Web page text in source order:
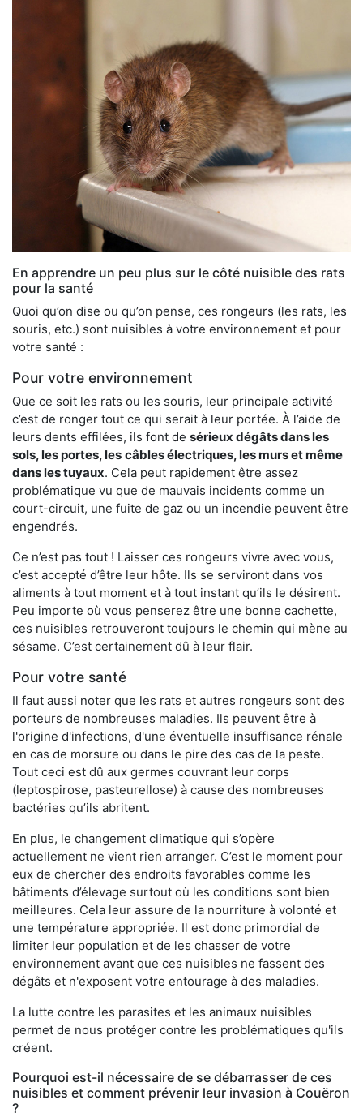
En apprendre un peu plus sur le côté nuisible des rats
pour la santé
Quoi qu’on dise ou qu’on pense, ces rongeurs (les rats, les
souris, etc.) sont nuisibles à votre environnement et pour
votre santé :
Pour votre environnement
Que ce soit les rats ou les souris, leur principale activité
c’est de ronger tout ce qui serait à leur portée. À l’aide de
leurs dents effilées, ils font de sérieux dégâts dans les
sols, les portes, les câbles électriques, les murs et même
dans les tuyaux. Cela peut rapidement être assez
problématique vu que de mauvais incidents comme un
court-circuit, une fuite de gaz ou un incendie peuvent être
engendrés.
Ce n’est pas tout ! Laisser ces rongeurs vivre avec vous,
c’est accepté d’être leur hôte. Ils se serviront dans vos
aliments à tout moment et à tout instant qu’ils le désirent.
Peu importe où vous penserez être une bonne cachette,
ces nuisibles retrouveront toujours le chemin qui mène au
sésame. C’est certainement dû à leur flair.
Pour votre santé
Il faut aussi noter que les rats et autres rongeurs sont des
porteurs de nombreuses maladies. Ils peuvent être à
l'origine d'infections, d'une éventuelle insuffisance rénale
en cas de morsure ou dans le pire des cas de la peste.
Tout ceci est dû aux germes couvrant leur corps
(leptospirose, pasteurellose) à cause des nombreuses
bactéries qu’ils abritent.
En plus, le changement climatique qui s’opère
actuellement ne vient rien arranger. C’est le moment pour
eux de chercher des endroits favorables comme les
bâtiments d’élevage surtout où les conditions sont bien
meilleures. Cela leur assure de la nourriture à volonté et
une température appropriée. Il est donc primordial de
limiter leur population et de les chasser de votre
environnement avant que ces nuisibles ne fassent des
dégâts et n'exposent votre entourage à des maladies.
La lutte contre les parasites et les animaux nuisibles
permet de nous protéger contre les problématiques qu'ils
créent.
Pourquoi est-il nécessaire de se débarrasser de ces
nuisibles et comment prévenir leur invasion à Couëron
?